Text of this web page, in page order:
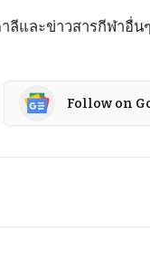
และข่าวสารกีฬาอื่น
Follow on